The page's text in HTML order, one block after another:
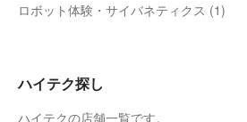
ロボット体験・サイバネティクス (1)
ハイテク探し
ハイテクの店舗一覧です。